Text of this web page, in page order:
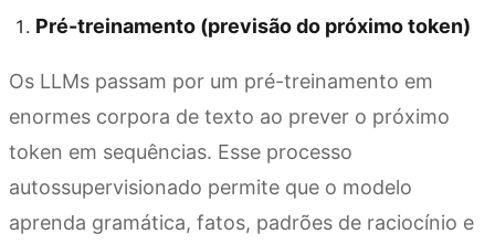
Pré-treinamento (previsão do próximo token)
Os LLMs passam por um pré-treinamento em
enormes corpora de texto ao prever o próximo
token em sequências. Esse processo
autossupervisionado permite que o modelo
aprenda gramática, fatos, padrões de raciocínio e